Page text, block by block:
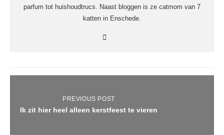
parfum tot huishoudtrucs. Naast bloggen is ze catmom van 7
katten in Enschede.
PREVIOUS POST
Ik zit hier heel alleen kerstfeest te vieren